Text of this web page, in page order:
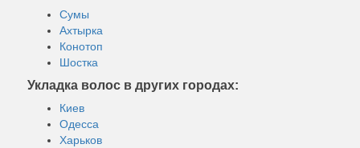
Сумы
Ахтырка
Конотоп
Шостка
Укладка волос в других городах:
Киев
Одесса
Харьков